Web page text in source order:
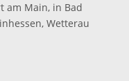
am Main, in Bad
Wetterau